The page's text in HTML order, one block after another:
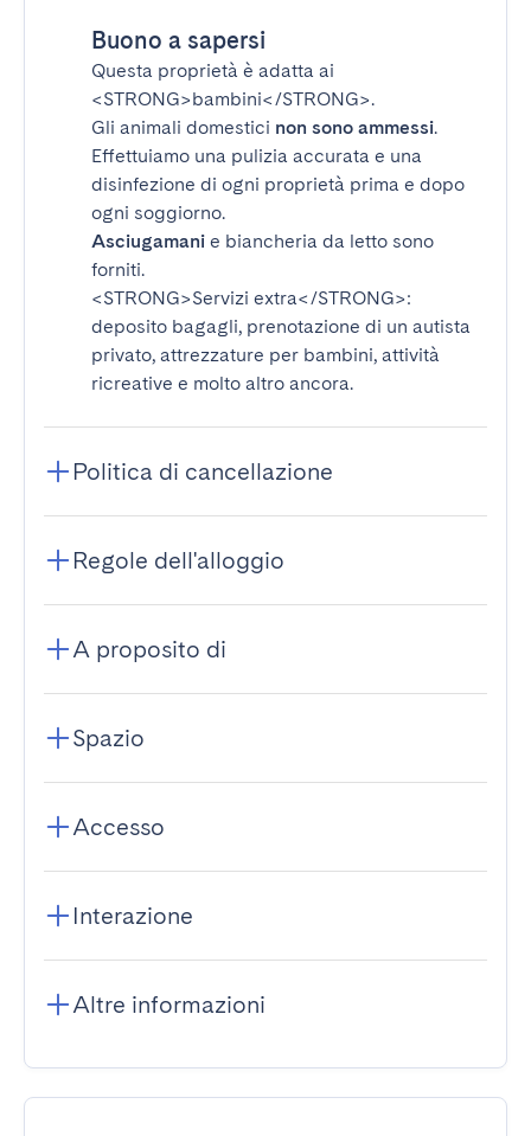
Buono a sapersi
Questa proprietà è adatta ai
<STRONG>bambini</STRONG>.
Gli animali domestici non sono ammessi.
Effettuiamo una pulizia accurata e una
disinfezione di ogni proprietà prima e dopo
ogni soggiorno.
Asciugamani e biancheria da letto sono
forniti.
<STRONG>Servizi extra</STRONG>:
deposito bagagli, prenotazione di un autista
privato, attrezzature per bambini, attività
ricreative e molto altro ancora.
Politica di cancellazione
Regole dell'alloggio
A proposito di
Spazio
Accesso
Interazione
Altre informazioni